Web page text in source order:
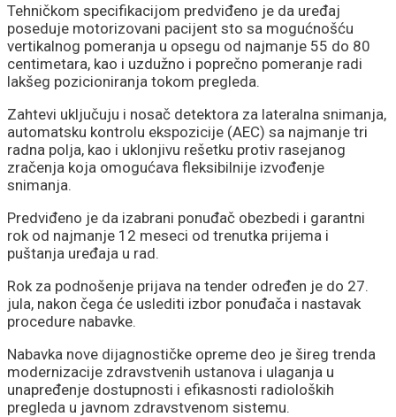
Tehničkom specifikacijom predviđeno je da uređaj
poseduje motorizovani pacijent sto sa mogućnošću
vertikalnog pomeranja u opsegu od najmanje 55 do 80
centimetara, kao i uzdužno i poprečno pomeranje radi
lakšeg pozicioniranja tokom pregleda.
Zahtevi uključuju i nosač detektora za lateralna snimanja,
automatsku kontrolu ekspozicije (AEC) sa najmanje tri
radna polja, kao i uklonjivu rešetku protiv rasejanog
zračenja koja omogućava fleksibilnije izvođenje
snimanja.
Predviđeno je da izabrani ponuđač obezbedi i garantni
rok od najmanje 12 meseci od trenutka prijema i
puštanja uređaja u rad.
Rok za podnošenje prijava na tender određen je do 27.
jula, nakon čega će uslediti izbor ponuđača i nastavak
procedure nabavke.
Nabavka nove dijagnostičke opreme deo je šireg trenda
modernizacije zdravstvenih ustanova i ulaganja u
unapređenje dostupnosti i efikasnosti radioloških
pregleda u javnom zdravstvenom sistemu.